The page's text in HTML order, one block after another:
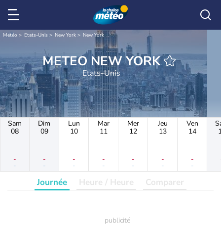
Météo Etats-Unis New York New York
METEO NEW YORK
Etats-Unis
Sam
08
-
-
Dim
09
-
-
Lun
10
-
-
Mar
11
-
-
Mer
12
-
-
Jeu
13
-
-
Ven
14
-
-
Journée Heure / Heure Comparer